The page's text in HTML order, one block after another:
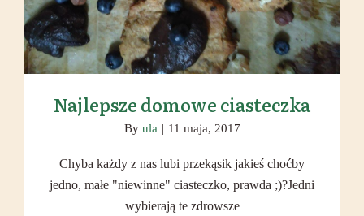
Najlepsze domowe ciasteczka
By ula | 11 maja, 2017
Chyba każdy z nas lubi przekąsik jakieś choćby
jedno, małe "niewinne" ciasteczko, prawda ;)?Jedni
wybierają te zdrowsze